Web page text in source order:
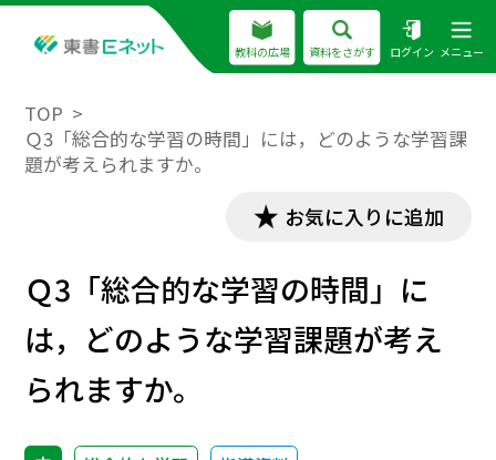
教科の広場 資料をさがす ログイン メニュー
TOP
Ｑ3「総合的な学習の時間」には，どのような学習課
題が考えられますか。
お気に入りに追加
Ｑ3「総合的な学習の時間」に
は，どのような学習課題が考え
られますか。